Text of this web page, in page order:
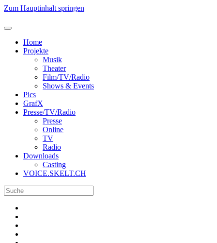
Zum Hauptinhalt springen
Home
Projekte
Musik
Theater
Film/TV/Radio
Shows & Events
Pics
GrafX
Presse/TV/Radio
Presse
Online
TV
Radio
Downloads
Casting
VOICE.SKELT.CH